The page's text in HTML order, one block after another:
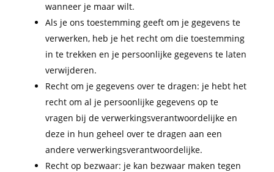
wanneer je maar wilt.
Als je ons toestemming geeft om je gegevens te
verwerken, heb je het recht om die toestemming
in te trekken en je persoonlijke gegevens te laten
verwijderen.
Recht om je gegevens over te dragen: je hebt het
recht om al je persoonlijke gegevens op te
vragen bij de verwerkingsverantwoordelijke en
deze in hun geheel over te dragen aan een
andere verwerkingsverantwoordelijke.
Recht op bezwaar: je kan bezwaar maken tegen